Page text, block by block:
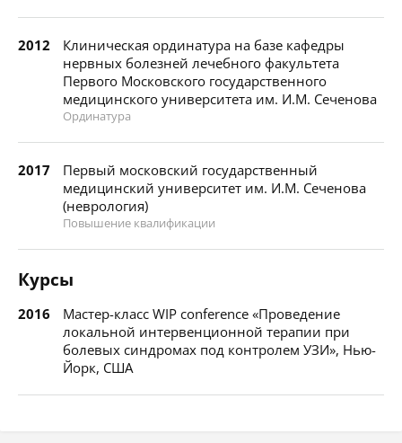
2012
Клиническая ординатура на базе кафедры
нервных болезней лечебного факультета
Первого Московского государственного
медицинского университета им. И.М. Сеченова
Ординатура
2017
Первый московский государственный
медицинский университет им. И.М. Сеченова
(неврология)
Повышение квалификации
Курсы
2016
Мастер-класс WIP conference «Проведение
локальной интервенционной терапии при
болевых синдромах под контролем УЗИ», Нью-
Йорк, США